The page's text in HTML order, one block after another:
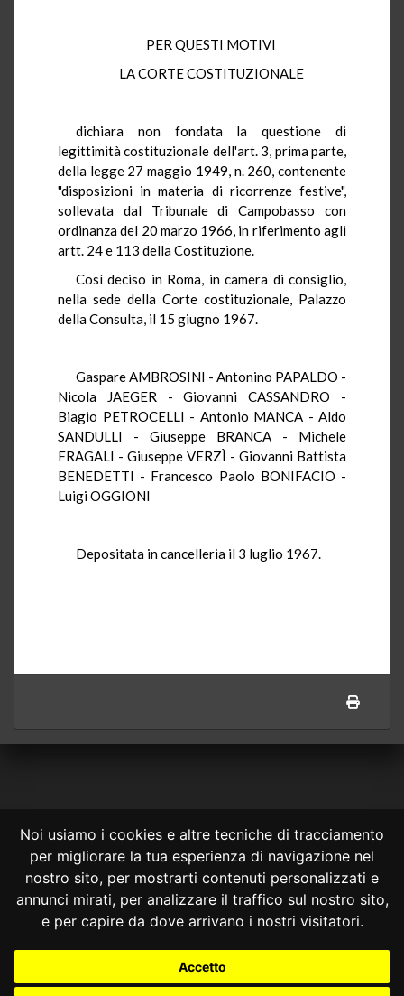
Noi usiamo i cookies e altre tecniche di tracciamento
per migliorare la tua esperienza di navigazione nel
nostro sito, per mostrarti contenuti personalizzati e
annunci mirati, per analizzare il traffico sul nostro sito,
e per capire da dove arrivano i nostri visitatori.
Accetto
PER QUESTI MOTIVI
LA CORTE COSTITUZIONALE
dichiara non fondata la questione di
legittimità costituzionale dell'art. 3, prima parte,
della legge 27 maggio 1949, n. 260, contenente
"disposizioni in materia di ricorrenze festive",
sollevata dal Tribunale di Campobasso con
ordinanza del 20 marzo 1966, in riferimento agli
artt. 24 e 113 della Costituzione.
Così deciso in Roma, in camera di consiglio,
nella sede della Corte costituzionale, Palazzo
della Consulta, il 15 giugno 1967.
Gaspare AMBROSINI - Antonino PAPALDO -
Nicola JAEGER - Giovanni CASSANDRO -
Biagio PETROCELLI - Antonio MANCA - Aldo
SANDULLI - Giuseppe BRANCA - Michele
FRAGALI - Giuseppe VERZÌ - Giovanni Battista
BENEDETTI - Francesco Paolo BONIFACIO -
Luigi OGGIONI
Depositata in cancelleria il 3 luglio 1967.
CONSULTA ONLINE DAL 1995 -NOTE LEGALI
Consulta OnLine non ha prodotto e non è responsabile per i contenuti e
le informazioni legali di siti collegati.
costituisce una relazione di consulenza legale.
Nessuno deve confidare o agire in base alle informazioni disponibili in